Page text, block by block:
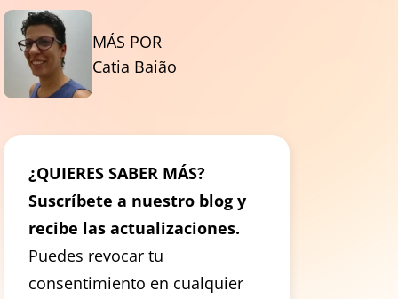
MÁS POR
Catia Baião
¿QUIERES SABER MÁS?
Suscríbete a nuestro blog y
recibe las actualizaciones.
Puedes revocar tu
consentimiento en cualquier